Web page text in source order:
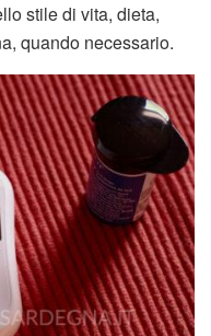
stile di vita, dieta,
quando necessario.